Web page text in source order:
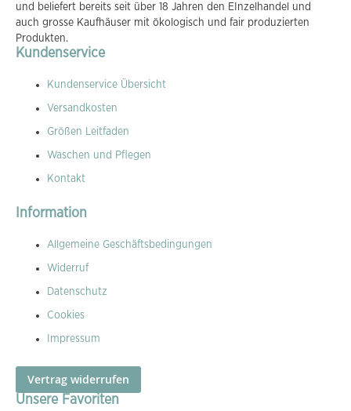
und beliefert bereits seit über 18 Jahren den EInzelhandel und
auch grosse Kaufhäuser mit ökologisch und fair produzierten
Produkten.
Kundenservice
Kundenservice Übersicht
Versandkosten
Größen Leitfaden
Waschen und Pflegen
Kontakt
Information
Allgemeine Geschäftsbedingungen
Widerruf
Datenschutz
Cookies
Impressum
Vertrag widerrufen
Unsere Favoriten